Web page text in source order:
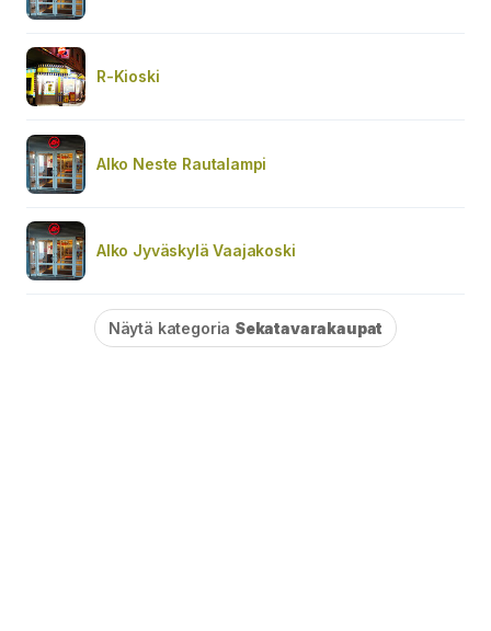
R-Kioski
Alko Neste Rautalampi
Alko Jyväskylä Vaajakoski
Näytä kategoria Sekatavarakaupat